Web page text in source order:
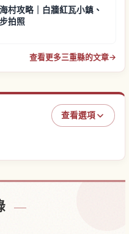
村攻略｜白牆紅瓦小鎮、
拍照
查看更多三重縣的文章→
查看選項